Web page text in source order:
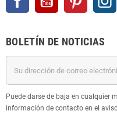
BOLETÍN DE NOTICIAS
Puede darse de baja en cualquier
información de contacto en el